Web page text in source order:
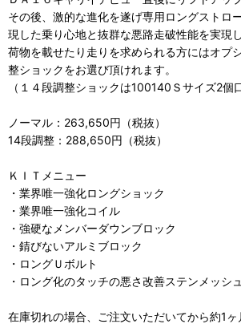
その後、激的な進化を遂げ専用ロングストロ
現した乗り心地と抜群な悪路走破性能を実現し
荷物を載せたり走りを求められる方にはオプ
整ショックをお選び頂けれます。
（１４段調整ショックは100140Ｓサイズ2個口
ノーマル：263,650円（税抜）
14段調整：288,650円（税抜）
ＫＩＴメニュー
・業界唯一強化ロングショック
・業界唯一強化コイル
・強硬なメンバーダウンブロック
・錆びないアルミブロック
・ロングＵボルト
・ロング化のタッチの悪さ改善ステンメッシ
在庫切れの場合、ご注文いただいてから約1